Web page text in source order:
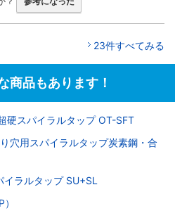
23件すべてみる
商品もあります！
硬スパイラルタップ OT-SFT
穴用スパイラルタップ炭素鋼・合
ラルタップ SU+SL